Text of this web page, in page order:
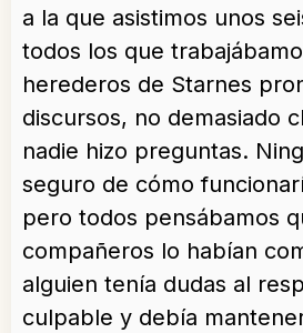
a la que asistimos unos
todos los que
herederos de Starnes
discursos, no demasiado
nadie hizo preguntas.
seguro de cómo
pero todos pensábamos
compañeros lo habían
alguien tenía dudas al
culpable y debía